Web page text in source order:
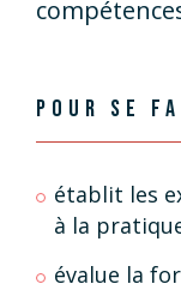
POUR SE
établit les
à la
évalue la